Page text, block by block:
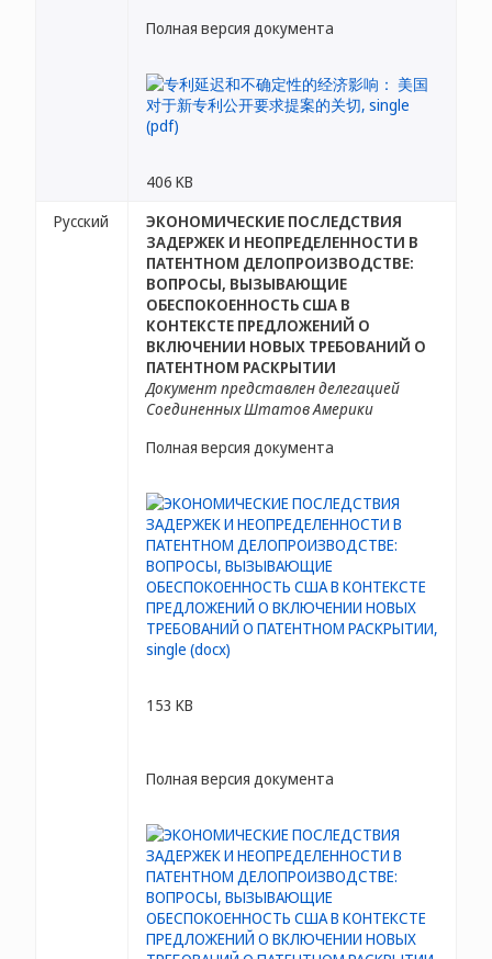
Полная версия документа
406 KB
Русский
ЭКОНОМИЧЕСКИЕ ПОСЛЕДСТВИЯ
ЗАДЕРЖЕК И НЕОПРЕДЕЛЕННОСТИ В
ПАТЕНТНОМ ДЕЛОПРОИЗВОДСТВЕ:
ВОПРОСЫ, ВЫЗЫВАЮЩИЕ
ОБЕСПОКОЕННОСТЬ США В
КОНТЕКСТЕ ПРЕДЛОЖЕНИЙ О
ВКЛЮЧЕНИИ НОВЫХ ТРЕБОВАНИЙ О
ПАТЕНТНОМ РАСКРЫТИИ
Документ представлен делегацией
Соединенных Штатов Америки
Полная версия документа
153 KB
Полная версия документа